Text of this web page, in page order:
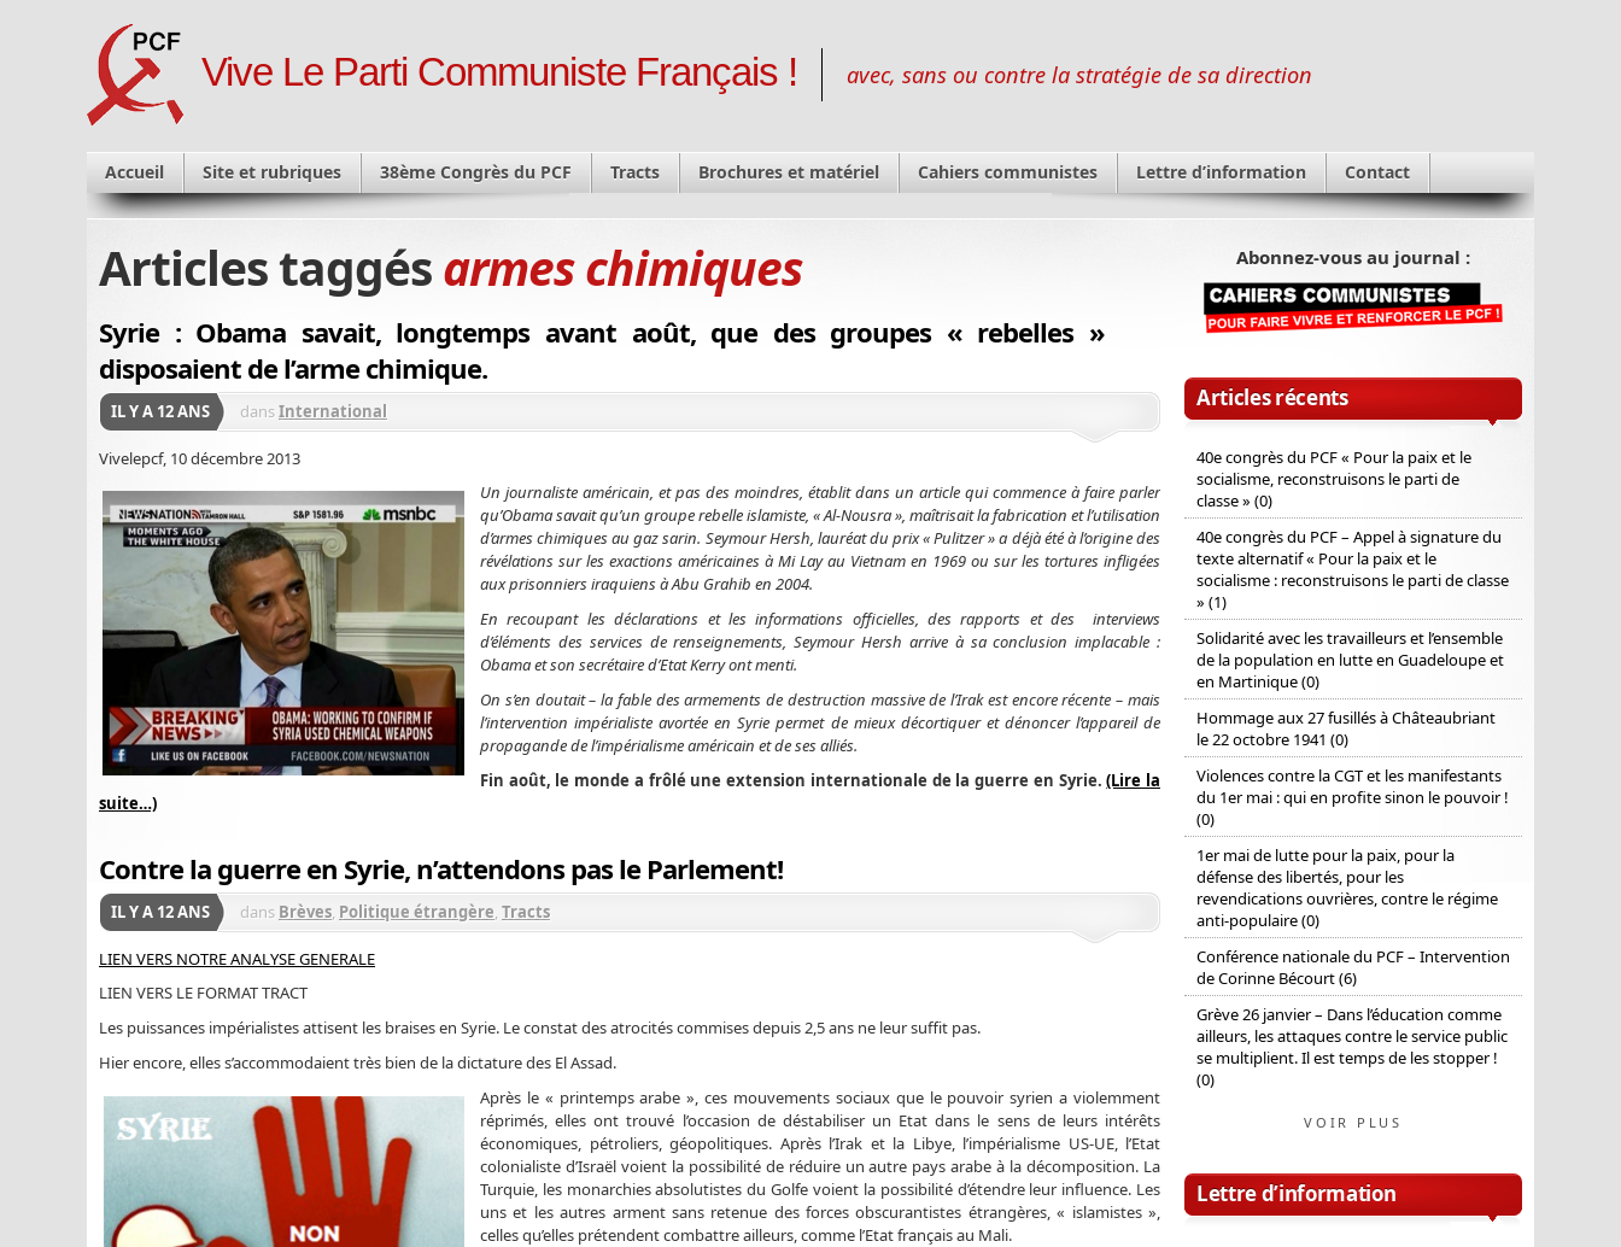
Vive Le Parti Communiste Français ! avec, sans ou contre la stratégie de sa direction
Accueil Site et rubriques 38ème Congrès du PCF Tracts Brochures et matériel Cahiers communistes Lettre d’information Contact
Articles taggésarmes chimiques
Syrie : Obama savait, longtemps avant août, que des groupes « rebelles »
disposaient de l’arme chimique.
IL Y A 12 ANS dansInternational
Vivelepcf, 10 décembre 2013
Un journaliste américain, et pas des moindres, établit dans un article qui commence à faire parler
qu’Obama savait qu’un groupe rebelle islamiste, « Al-Nousra », maîtrisait la fabrication et l’utilisation
d’armes chimiques au gaz sarin. Seymour Hersh, lauréat du prix « Pulitzer » a déjà été à l’origine des
révélations sur les exactions américaines à Mi Lay au Vietnam en 1969 ou sur les tortures infligées
aux prisonniers iraquiens à Abu Grahib en 2004.
En recoupant les déclarations et les informations officielles, des rapports et des interviews
d’éléments des services de renseignements, Seymour Hersh arrive à sa conclusion implacable :
Obama et son secrétaire d’Etat Kerry ont menti.
On s’en doutait – la fable des armements de destruction massive de l’Irak est encore récente – mais
l’intervention impérialiste avortée en Syrie permet de mieux décortiquer et dénoncer l’appareil de
propagande de l’impérialisme américain et de ses alliés.
Fin août, le monde a frôlé une extension internationale de la guerre en Syrie.(Lire la
suite…)
Contre la guerre en Syrie, n’attendons pas le Parlement!
IL Y A 12 ANS dans Brèves, Politique étrangère, Tracts
LIEN VERS NOTRE ANALYSE GENERALE
LIEN VERS LE FORMAT TRACT
Les puissances impérialistes attisent les braises en Syrie. Le constat des atrocités commises depuis 2,5 ans ne leur suffit pas.
Hier encore, elles s’accommodaient très bien de la dictature des El Assad.
Après le « printemps arabe », ces mouvements sociaux que le pouvoir syrien a violemment
réprimés, elles ont trouvé l’occasion de déstabiliser un Etat dans le sens de leurs intérêts
économiques, pétroliers, géopolitiques. Après l’Irak et la Libye, l’impérialisme US-UE, l’Etat
colonialiste d’Israël voient la possibilité de réduire un autre pays arabe à la décomposition. La
Turquie, les monarchies absolutistes du Golfe voient la possibilité d’étendre leur influence. Les
uns et les autres arment sans retenue des forces obscurantistes étrangères, « islamistes »,
celles qu’elles prétendent combattre ailleurs, comme l’Etat français au Mali.
Abonnez-vous au journal :
Articles récents
40e congrès du PCF « Pour la paix et le
socialisme, reconstruisons le parti de
classe » (0)
40e congrès du PCF – Appel à signature du
texte alternatif « Pour la paix et le
socialisme : reconstruisons le parti de classe
» (1)
Solidarité avec les travailleurs et l’ensemble
de la population en lutte en Guadeloupe et
en Martinique (0)
Hommage aux 27 fusillés à Châteaubriant
le 22 octobre 1941 (0)
Violences contre la CGT et les manifestants
du 1er mai : qui en profite sinon le pouvoir !
(0)
1er mai de lutte pour la paix, pour la
défense des libertés, pour les
revendications ouvrières, contre le régime
anti-populaire (0)
Conférence nationale du PCF – Intervention
de Corinne Bécourt (6)
Grève 26 janvier – Dans l’éducation comme
ailleurs, les attaques contre le service public
se multiplient. Il est temps de les stopper !
(0)
VOIR PLUS
Lettre d’information